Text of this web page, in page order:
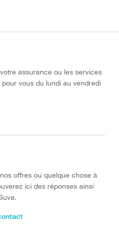
assurance ou les services
vous du lundi au vendredi
offres ou quelque chose à
ici des réponses ainsi